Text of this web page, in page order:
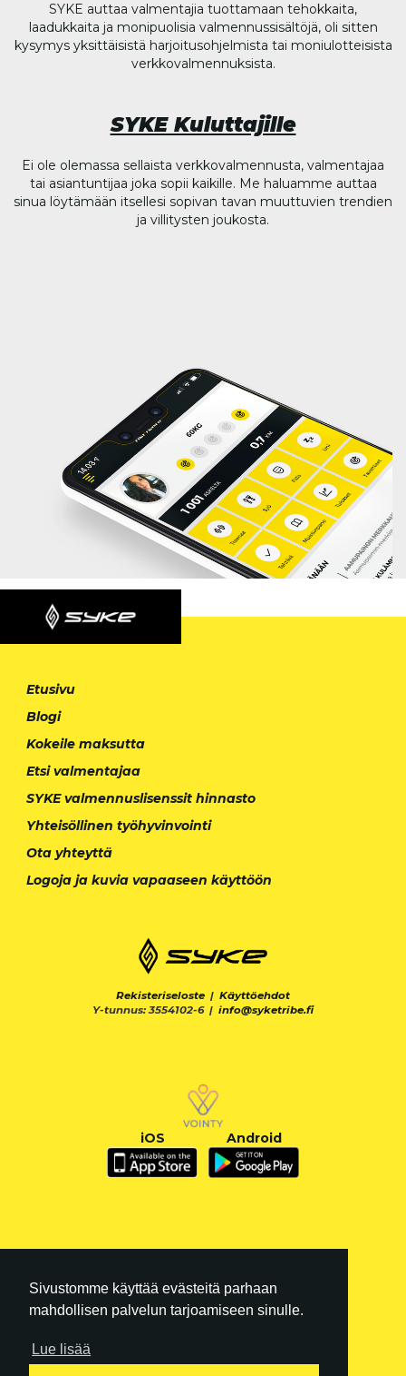
Sivustomme käyttää evästeitä parhaan
mahdollisen palvelun tarjoamiseen sinulle.
Lue lisää
SYKE auttaa valmentajia tuottamaan tehokkaita,
laadukkaita ja monipuolisia valmennussisältöjä, oli sitten
kysymys yksittäisistä harjoitusohjelmista tai moniulotteisista
verkkovalmennuksista.
SYKE Kuluttajille
Ei ole olemassa sellaista verkkovalmennusta, valmentajaa
tai asiantuntijaa joka sopii kaikille. Me haluamme auttaa
sinua löytämään itsellesi sopivan tavan muuttuvien trendien
ja villitysten joukosta.
Etusivu
Blogi
Kokeile maksutta
Etsi valmentajaa
SYKE valmennuslisenssit hinnasto
Yhteisöllinen työhyvinvointi
Ota yhteyttä
Logoja ja kuvia vapaaseen käyttöön
Rekisteriseloste | Käyttöehdot
Y-tunnus: 3554102-6 | info@syketribe.fi
iOS Android